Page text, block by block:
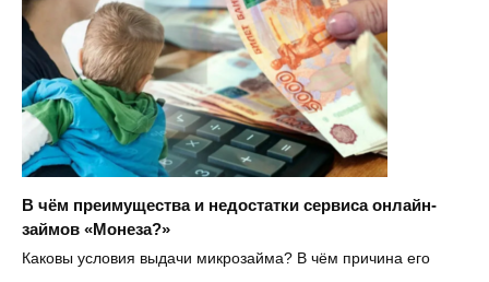
В чём преимущества и недостатки сервиса онлайн-
займов «Монеза?»
Каковы условия выдачи микрозайма? В чём причина его